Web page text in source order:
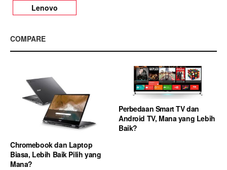
Lenovo
COMPARE
Chromebook dan Laptop
Biasa, Lebih Baik Pilih yang
Mana?
Perbedaan Smart TV dan
Android TV, Mana yang Lebih
Baik?